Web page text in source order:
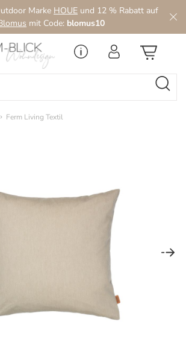
Marke HOUE und 12 % Rabatt auf
mit Code: blomus10
Ferm Living Textil